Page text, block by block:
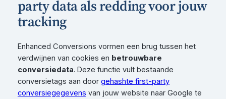
party data als redding voor jouw
tracking
Enhanced Conversions vormen een brug tussen het
verdwijnen van cookies en betrouwbare
conversiedata. Deze functie vult bestaande
conversietags aan door gehashte first-party
conversiegegevens van jouw website naar Google te